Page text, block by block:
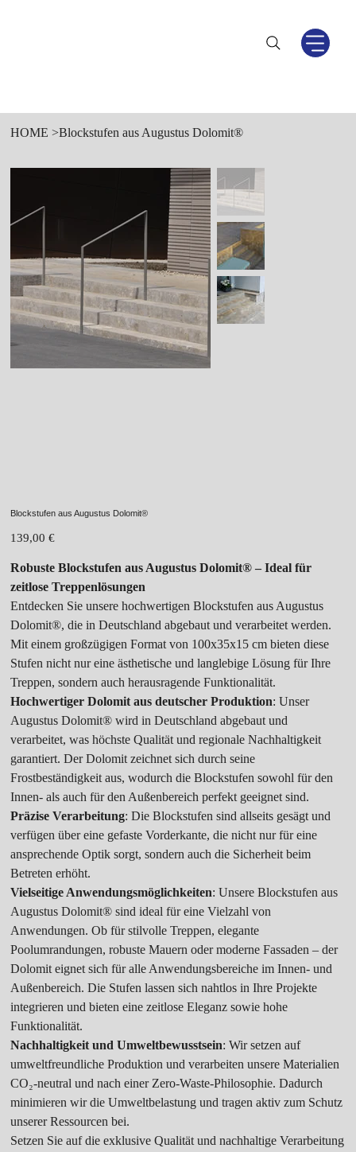
HOME >Blockstufen aus Augustus Dolomit®
Blockstufen aus Augustus Dolomit®
139,00 €
Robuste Blockstufen aus Augustus Dolomit® – Ideal für
zeitlose Treppenlösungen
Entdecken Sie unsere hochwertigen Blockstufen aus Augustus
Dolomit®, die in Deutschland abgebaut und verarbeitet werden.
Mit einem großzügigen Format von 100x35x15 cm bieten diese
Stufen nicht nur eine ästhetische und langlebige Lösung für Ihre
Treppen, sondern auch herausragende Funktionalität.
Hochwertiger Dolomit aus deutscher Produktion: Unser
Augustus Dolomit® wird in Deutschland abgebaut und
verarbeitet, was höchste Qualität und regionale Nachhaltigkeit
garantiert. Der Dolomit zeichnet sich durch seine
Frostbeständigkeit aus, wodurch die Blockstufen sowohl für den
Innen- als auch für den Außenbereich perfekt geeignet sind.
Präzise Verarbeitung: Die Blockstufen sind allseits gesägt und
verfügen über eine gefaste Vorderkante, die nicht nur für eine
ansprechende Optik sorgt, sondern auch die Sicherheit beim
Betreten erhöht.
Vielseitige Anwendungsmöglichkeiten: Unsere Blockstufen aus
Augustus Dolomit® sind ideal für eine Vielzahl von
Anwendungen. Ob für stilvolle Treppen, elegante
Poolumrandungen, robuste Mauern oder moderne Fassaden – der
Dolomit eignet sich für alle Anwendungsbereiche im Innen- und
Außenbereich. Die Stufen lassen sich nahtlos in Ihre Projekte
integrieren und bieten eine zeitlose Eleganz sowie hohe
Funktionalität.
Nachhaltigkeit und Umweltbewusstsein: Wir setzen auf
umweltfreundliche Produktion und verarbeiten unsere Materialien
CO₂-neutral und nach einer Zero-Waste-Philosophie. Dadurch
minimieren wir die Umweltbelastung und tragen aktiv zum Schutz
unserer Ressourcen bei.
Setzen Sie auf die exklusive Qualität und nachhaltige Verarbeitung